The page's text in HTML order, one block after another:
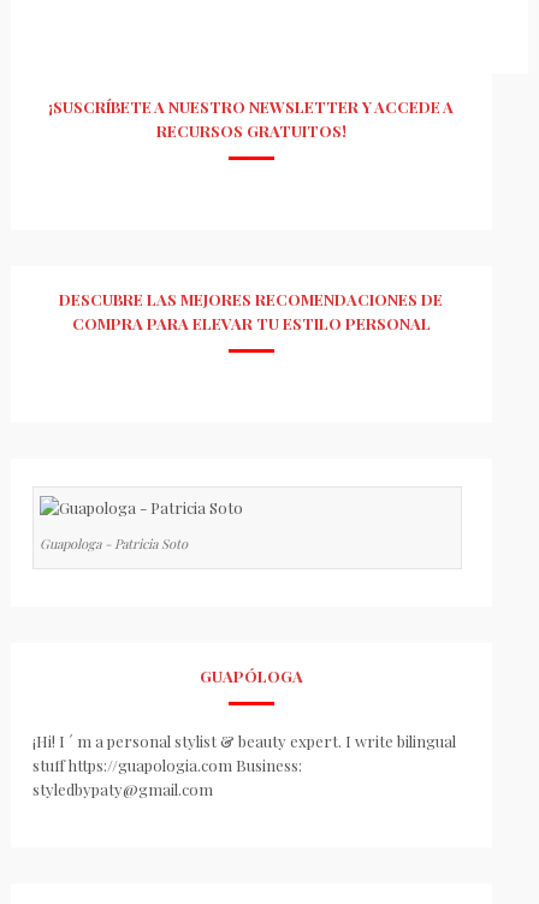
¡SUSCRÍBETE A NUESTRO NEWSLETTER Y ACCEDE A
RECURSOS GRATUITOS!
DESCUBRE LAS MEJORES RECOMENDACIONES DE
COMPRA PARA ELEVAR TU ESTILO PERSONAL
Guapologa - Patricia Soto
GUAPÓLOGA
¡Hi! I ´ m a personal stylist & beauty expert. I write bilingual
stuff https://guapologia.com Business:
styledbypaty@gmail.com